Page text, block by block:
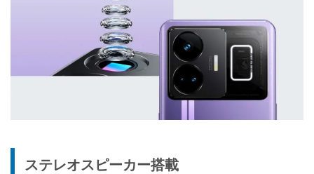
ステレオスピーカー搭載